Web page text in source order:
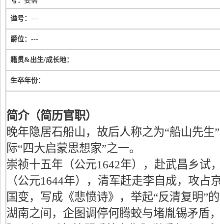
谥号： ---
爵位： ---
籍贯&出生/成长地：
生卒年份：
简介（简历官职）
晚年隐居石船山，故后人称之为“船山先生
际“四大启蒙思想家”之一。
崇祯十五年（公元1642年），赴武昌乡试
（公元1644年），清军赶走李自成，攻占
国变，写成《悲愤诗》，举起“反清复明”
湖南之间，企图调停何腾蛟与堵胤锡矛盾